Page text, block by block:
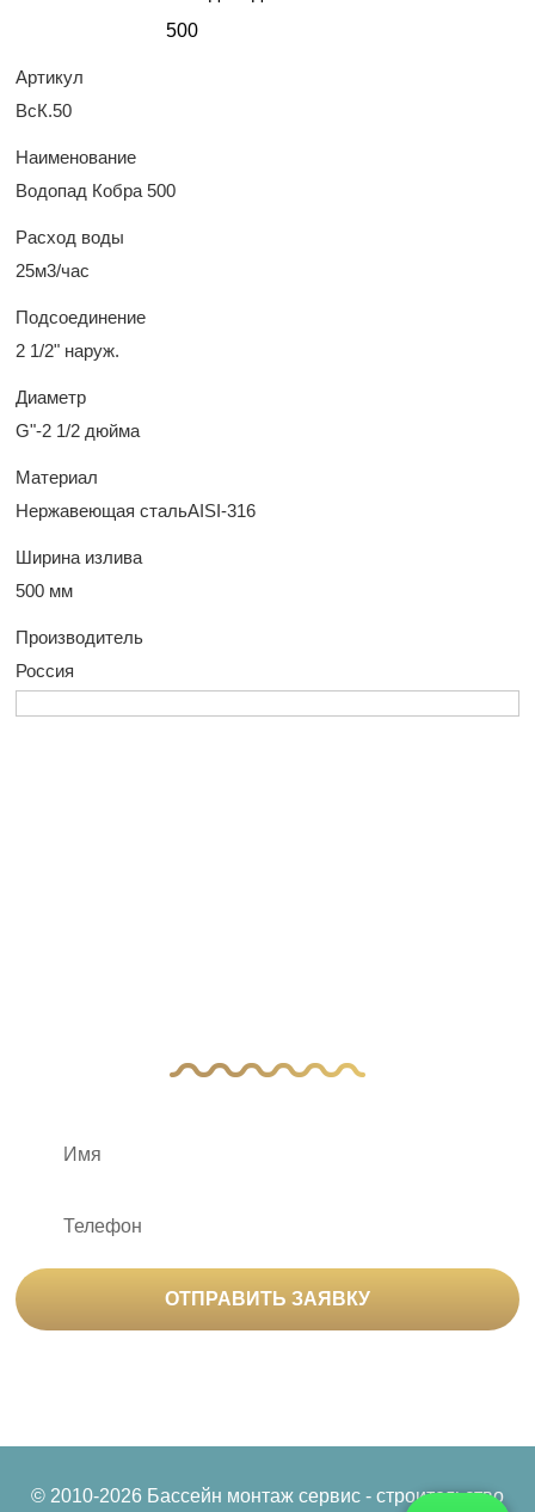
Артикул
ВcК.50
Наименование
Водопад Кобра 500
Расход воды
25м3/час
Подсоединение
2 1/2" наруж.
Диаметр
G"-2 1/2 дюйма
Материал
Нержавеющая стальAISI-316
Ширина излива
500 мм
Производитель
Россия
ОТПРАВИТЬ ЗАЯВКУ
© 2010-2026 Бассейн монтаж сервис - строительство